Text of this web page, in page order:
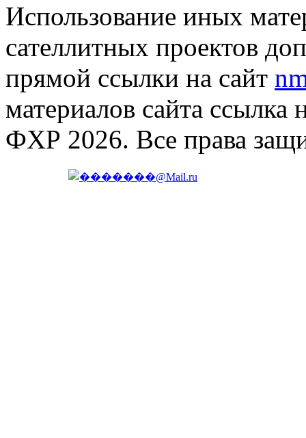
Использование иных
сателлитных проектов
прямой ссылки на сайт
материалов сайта ссылка
ФХР 2026. Все права